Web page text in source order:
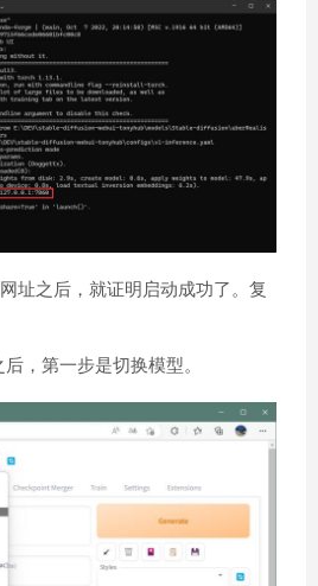
址之后，就证明启动成功了。复
，第一步是切换模型。